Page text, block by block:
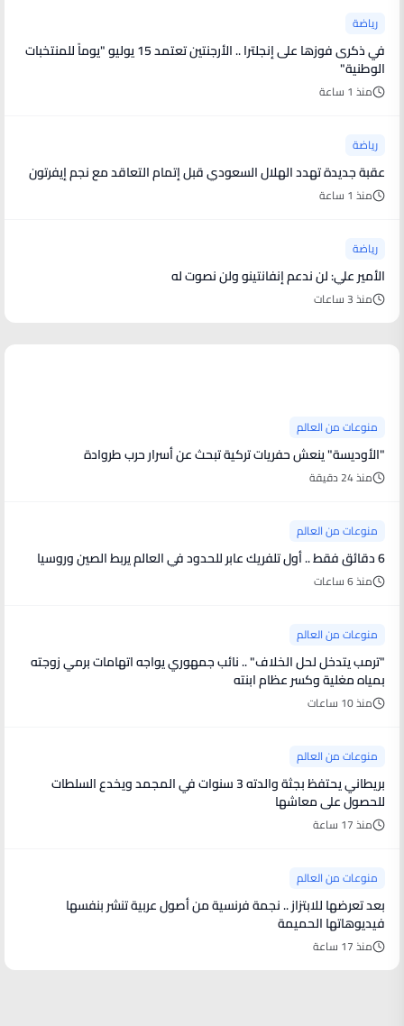
رياضة
في ذكرى فوزها على إنجلترا .. الأرجنتين تعتمد 15 يوليو "يوماً للمنتخبات
الوطنية"
منذ 1 ساعة
رياضة
عقبة جديدة تهدد الهلال السعودي قبل إتمام التعاقد مع نجم إيفرتون
منذ 1 ساعة
رياضة
الأمير علي: لن ندعم إنفانتينو ولن نصوت له
منذ 3 ساعات
منوعات من العالم
"الأوديسة" ينعش حفريات تركية تبحث عن أسرار حرب طروادة
منذ 24 دقيقة
منوعات من العالم
6 دقائق فقط .. أول تلفريك عابر للحدود في العالم يربط الصين وروسيا
منذ 6 ساعات
منوعات من العالم
"ترمب يتدخل لحل الخلاف" .. نائب جمهوري يواجه اتهامات برمي زوجته
بمياه مغلية وكسر عظام ابنته
منذ 10 ساعات
منوعات من العالم
بريطاني يحتفظ بجثة والدته 3 سنوات في المجمد ويخدع السلطات
للحصول على معاشها
منذ 17 ساعة
منوعات من العالم
بعد تعرضها للابتزاز .. نجمة فرنسية من أصول عربية تنشر بنفسها
فيديوهاتها الحميمة
منذ 17 ساعة